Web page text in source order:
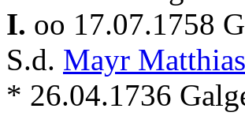
I. oo 17.07.1758
S.d. Mayr Matthias
* 26.04.1736